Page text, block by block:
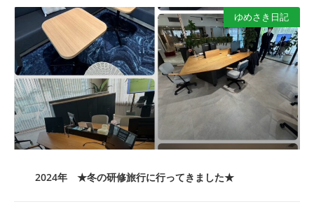
ゆめさき日記
2024年 ★冬の研修旅行に行ってきました★